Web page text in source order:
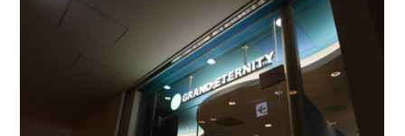
Tiếng Anh
Tiếng Trung Quốc